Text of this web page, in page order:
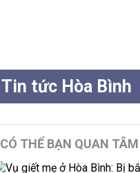
Tin tức Hòa Bình
CÓ THỂ BẠN QUAN TÂM